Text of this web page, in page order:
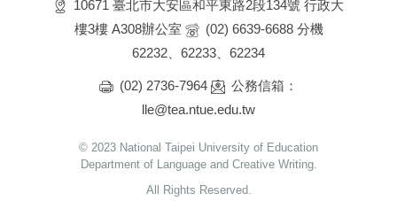
10671 臺北市大安區和平東路2段134號 行政大
樓3樓 A308辦公室
(02) 6639-6688 分機
62232、62233、62234
(02) 2736-7964
公務信箱：
lle@tea.ntue.edu.tw
© 2023 National Taipei University of Education
Department of Language and Creative Writing.
All Rights Reserved.